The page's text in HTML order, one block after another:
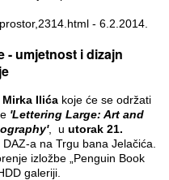
- 6.2.2014.
- umjetnost i dizajn
Mirka Ilićakoje će se održati
'Lettering Large: Art and
, u utorak 21.
a na Trgu bana Jelačića.
izložbe „Penguin Book
galeriji.